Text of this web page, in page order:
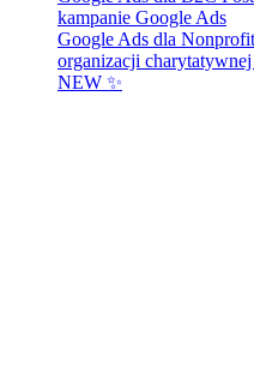
kampanie Google Ads
Google Ads dla
organizacji
NEW ✨